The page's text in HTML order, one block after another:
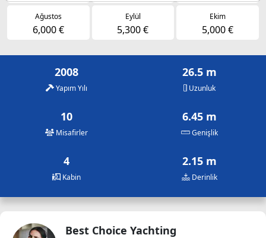
Ağustos
6,000 €
Eylül
5,300 €
Ekim
5,000 €
2008
Yapım Yılı
26.5 m
Uzunluk
10
Misafirler
6.45 m
Genişlik
4
Kabin
2.15 m
Derinlik
Best Choice Yachting